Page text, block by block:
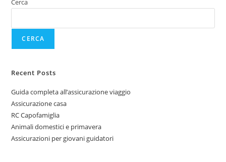
Cerca
CERCA
Recent Posts
Guida completa all’assicurazione viaggio
Assicurazione casa
RC Capofamiglia
Animali domestici e primavera
Assicurazioni per giovani guidatori